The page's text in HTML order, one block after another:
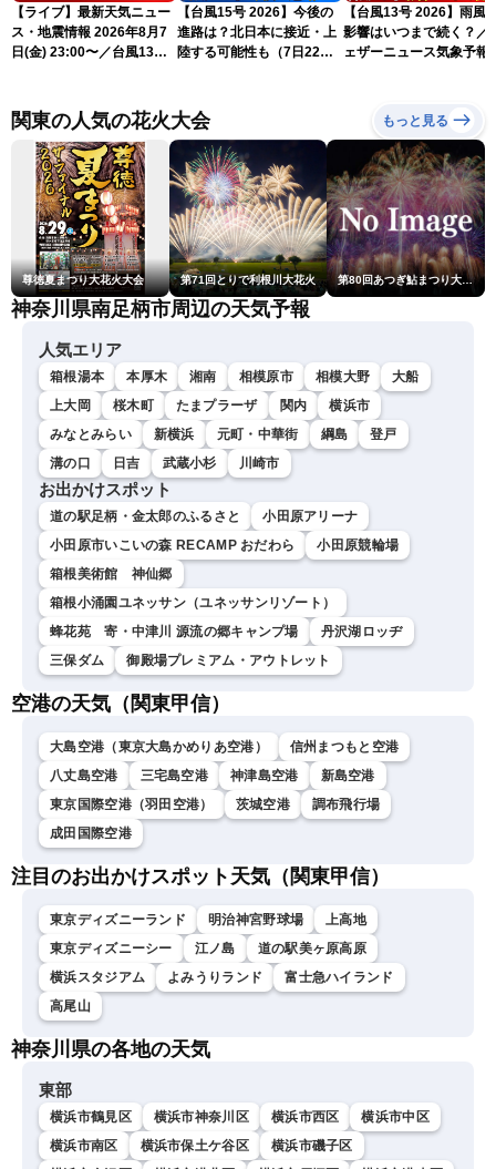
【ライブ】最新天気ニュー
ス・地震情報 2026年8月7
日(金) 23:00〜／台風13号
【台風15号 2026】今後の
進路は？北日本に接近・上
陸する可能性も（7日22時
【台風13号 2026】雨風
影響はいつまで続く？／
ェザーニュース気象予報
関東の人気の花火大会 もっと見る
尊徳夏まつり大花火大会 第71回とりで利根川大花火 第80回あつぎ鮎まつり大花火大会
神奈川県南足柄市周辺の天気予報
人気エリア
箱根湯本 本厚木 湘南 相模原市 相模大野
大船
上大岡
桜木町 たまプラーザ 関内
横浜市
みなとみらい
新横浜 元町・中華街 綱島
登戸
溝の口
日吉 武蔵小杉 川崎市
お出かけスポット
道の駅足柄・金太郎のふるさと
小田原アリーナ
小田原市いこいの森 RECAMP おだわら
小田原競輪場
箱根美術館 神仙郷
箱根小涌園ユネッサン（ユネッサンリゾート）
蜂花苑 寄・中津川 源流の郷キャンプ場
丹沢湖ロッヂ
三保ダム
御殿場プレミアム・アウトレット
空港の天気（関東甲信）
大島空港（東京大島かめりあ空港）
信州まつもと空港
八丈島空港
三宅島空港 神津島空港
新島空港
東京国際空港（羽田空港）
茨城空港
調布飛行場
成田国際空港
注目のお出かけスポット天気（関東甲信）
東京ディズニーランド 明治神宮野球場
上高地
東京ディズニーシー
江ノ島
道の駅美ヶ原高原
横浜スタジアム
よみうりランド
富士急ハイランド
高尾山
神奈川県の各地の天気
東部
横浜市鶴見区 横浜市神奈川区 横浜市西区
横浜市中区
横浜市南区
横浜市保土ケ谷区
横浜市磯子区